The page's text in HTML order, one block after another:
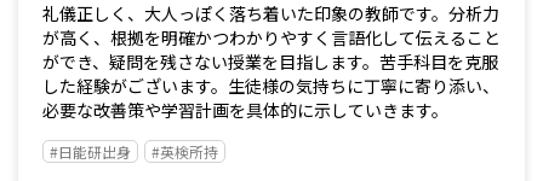
礼儀正しく、大人っぽく落ち着いた印象の教師です。分析力
が高く、根拠を明確かつわかりやすく言語化して伝えること
ができ、疑問を残さない授業を目指します。苦手科目を克服
した経験がございます。生徒様の気持ちに丁寧に寄り添い、
必要な改善策や学習計画を具体的に示していきます。
#日能研出身 #英検所持